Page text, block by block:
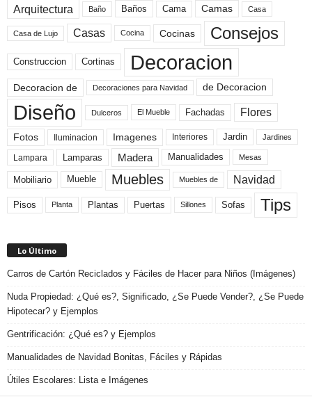
Arquitectura Baño Baños Cama Camas Casa
Casa de Lujo Casas Cocina Cocinas Consejos
Construccion Cortinas Decoracion
Decoracion de Decoraciones para Navidad de Decoracion
Diseño Dulceros El Mueble Fachadas Flores
Fotos Iluminacion Imagenes Interiores Jardin Jardines
Lampara Lamparas Madera Manualidades Mesas
Mobiliario Mueble Muebles Muebles de Navidad
Pisos Planta Plantas Puertas Sillones Sofas Tips
Lo Último
Carros de Cartón Reciclados y Fáciles de Hacer para Niños (Imágenes)
Nuda Propiedad: ¿Qué es?, Significado, ¿Se Puede Vender?, ¿Se Puede
Hipotecar? y Ejemplos
Gentrificación: ¿Qué es? y Ejemplos
Manualidades de Navidad Bonitas, Fáciles y Rápidas
Útiles Escolares: Lista e Imágenes